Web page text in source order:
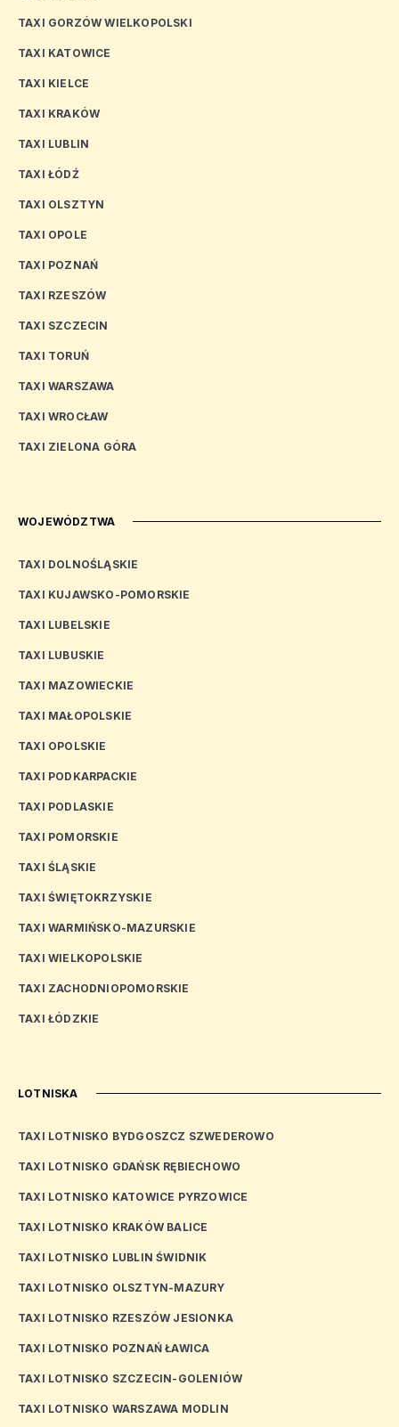
TAXI GORZÓW WIELKOPOLSKI
TAXI KATOWICE
TAXI KIELCE
TAXI KRAKÓW
TAXI LUBLIN
TAXI ŁÓDŹ
TAXI OLSZTYN
TAXI OPOLE
TAXI POZNAŃ
TAXI RZESZÓW
TAXI SZCZECIN
TAXI TORUŃ
TAXI WARSZAWA
TAXI WROCŁAW
TAXI ZIELONA GÓRA
WOJEWÓDZTWA
TAXI DOLNOŚLĄSKIE
TAXI KUJAWSKO-POMORSKIE
TAXI LUBELSKIE
TAXI LUBUSKIE
TAXI MAZOWIECKIE
TAXI MAŁOPOLSKIE
TAXI OPOLSKIE
TAXI PODKARPACKIE
TAXI PODLASKIE
TAXI POMORSKIE
TAXI ŚLĄSKIE
TAXI ŚWIĘTOKRZYSKIE
TAXI WARMIŃSKO-MAZURSKIE
TAXI WIELKOPOLSKIE
TAXI ZACHODNIOPOMORSKIE
TAXI ŁÓDZKIE
LOTNISKA
TAXI LOTNISKO BYDGOSZCZ SZWEDEROWO
TAXI LOTNISKO GDAŃSK RĘBIECHOWO
TAXI LOTNISKO KATOWICE PYRZOWICE
TAXI LOTNISKO KRAKÓW BALICE
TAXI LOTNISKO LUBLIN ŚWIDNIK
TAXI LOTNISKO OLSZTYN-MAZURY
TAXI LOTNISKO RZESZÓW JESIONKA
TAXI LOTNISKO POZNAŃ ŁAWICA
TAXI LOTNISKO SZCZECIN-GOLENIÓW
TAXI LOTNISKO WARSZAWA MODLIN